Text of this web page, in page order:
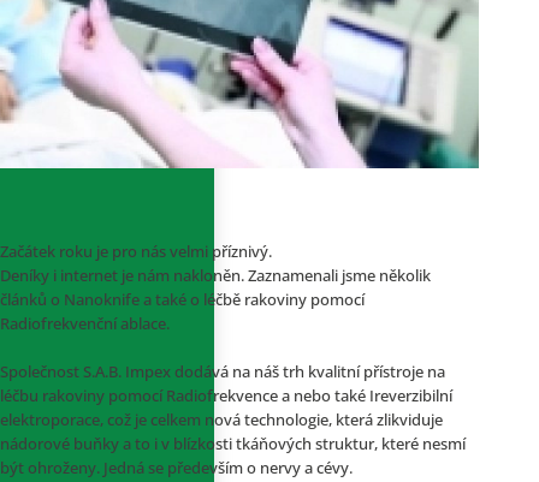
Začátek roku je pro nás velmi příznivý.
Deníky i internet je nám nakloněn. Zaznamenali jsme několik
článků o Nanoknife a také o léčbě rakoviny pomocí
Radiofrekvenční ablace.
Společnost S.A.B. Impex dodává na náš trh kvalitní přístroje na
léčbu rakoviny pomocí Radiofrekvence a nebo také Ireverzibilní
elektroporace, což je celkem nová technologie, která zlikviduje
nádorové buňky a to i v blízkosti tkáňových struktur, které nesmí
být ohroženy. Jedná se především o nervy a cévy.